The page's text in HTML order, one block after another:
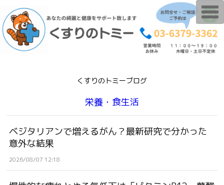
くすりのトミーブログ
栄養・食生活
ベジタリアンで増えるがん？最新研究で分かった
意外な結果
2026/08/07 12:18
T
o
g
g
l
e
n
o